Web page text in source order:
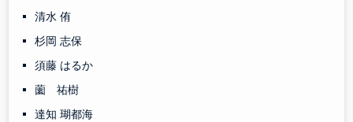
清水 侑
杉岡 志保
須藤 はるか
薗 祐樹
達知 瑚都海